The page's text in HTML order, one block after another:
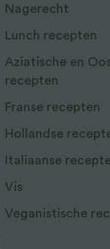
Nagerecht
Lunch recepten
Aziatische en
recepten
Franse recepten
Hollandse
Italiaanse
Vis
Veganistische